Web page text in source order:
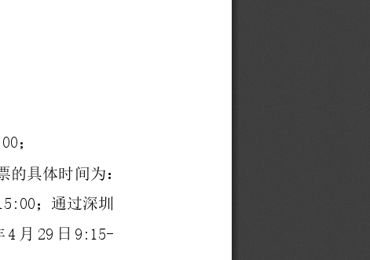
；
具体时间为：
；通过深圳
4 月 29 日 9:15-